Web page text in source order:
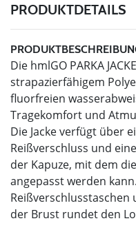
PRODUKTDETAILS
Die hmlGO PARKA
strapazierfähigem
fluorfreien
Tragekomfort und
Die Jacke verfügt über
Reißverschluss und
der Kapuze, mit dem
angepasst werden
Reißverschlusstaschen
der Brust rundet den